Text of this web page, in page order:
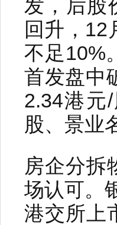
发，后股
回升，12
不足10%
首发盘中
2.34港元
股、景业
房企分拆
场认可。
港交所上